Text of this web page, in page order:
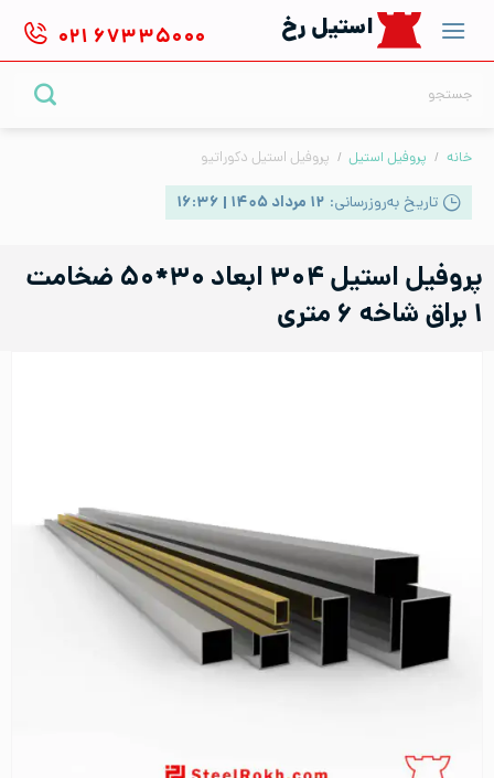
content
استیل رخ ۰۲۱ ۶۷۳۳۵۰۰۰
خانه / پروفیل استیل / پروفیل استیل دکوراتیو
تاریخ به‌روزرسانی: ۱۲ مرداد ۱۴۰۵ | ۱۶:۳۶
پروفیل استیل ۳۰۴ ابعاد ۳۰*۵۰ ضخامت
۱ براق شاخه ۶ متری